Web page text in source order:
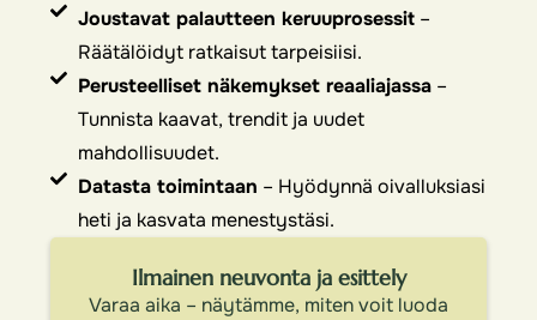
Joustavat palautteen keruuprosessit–
Räätälöidyt ratkaisut tarpeisiisi.
Perusteelliset näkemykset reaaliajassa–
Tunnista kaavat, trendit ja uudet
mahdollisuudet.
Datasta toimintaan – Hyödynnä oivalluksiasi
heti ja kasvata menestystäsi.
Ilmainen neuvonta ja esittely
Varaa aika – näytämme, miten voit luoda